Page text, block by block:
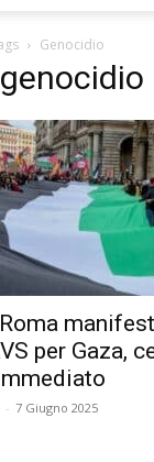
Genocidio
per Gaza,
- 7 Giugno 2025